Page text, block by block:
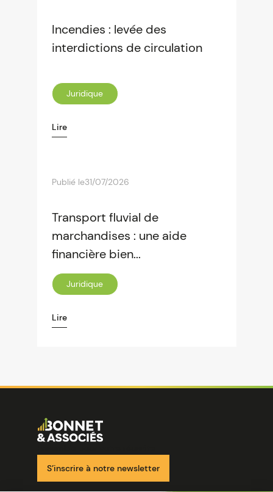
Incendies : levée des
interdictions de circulation
Juridique
Lire
Publié le31/07/2026
Transport fluvial de
marchandises : une aide
financière bien...
Juridique
Lire
Image
S’inscrire à notre newsletter